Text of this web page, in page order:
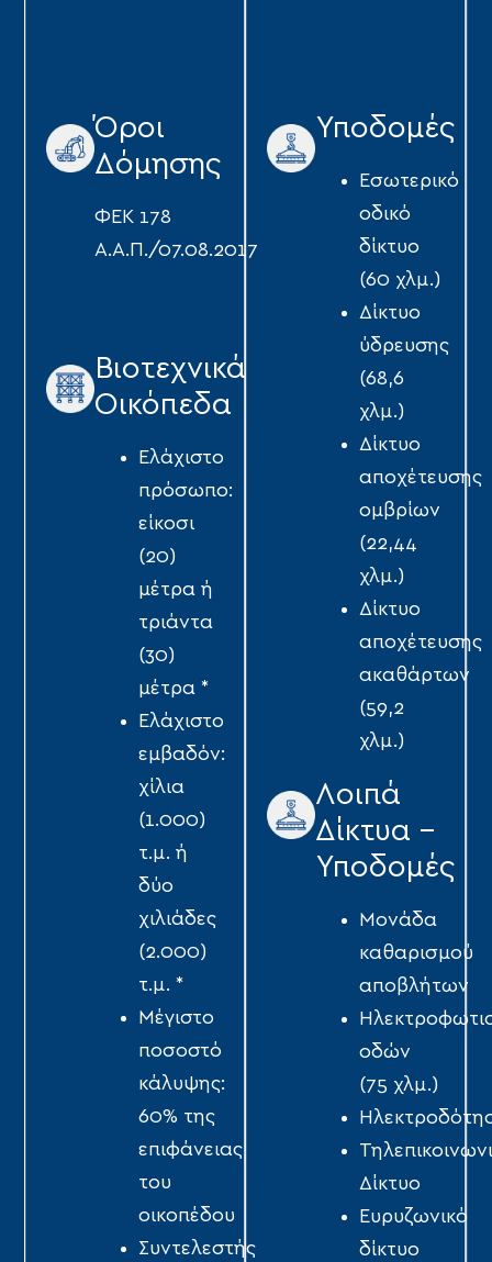
Όροι
Δόμησης
ΦΕΚ 178
Α.Α.Π./07.08.2017
Βιοτεχνικά
Οικόπεδα
Ελάχιστο
πρόσωπο:
είκοσι
(20)
μέτρα ή
τριάντα
(30)
μέτρα *
Ελάχιστο
εμβαδόν:
χίλια
(1.000)
τ.μ. ή
δύο
χιλιάδες
(2.000)
τ.μ. *
Μέγιστο
ποσοστό
κάλυψης:
60% της
επιφάνειας
του
οικοπέδου
Συντελεστής
Υποδομές
Εσωτερικό
οδικό
δίκτυο
(60 χλμ.)
Δίκτυο
ύδρευσης
(68,6
χλμ.)
Δίκτυο
αποχέτευσης
ομβρίων
(22,44
χλμ.)
Δίκτυο
αποχέτευσης
ακαθάρτων
(59,2
χλμ.)
Λοιπά
Δίκτυα -
Υποδομές
Μονάδα
καθαρισμού
αποβλήτων
οδών
(75 χλμ.)
Δίκτυο
Ευρυζωνικό
δίκτυο